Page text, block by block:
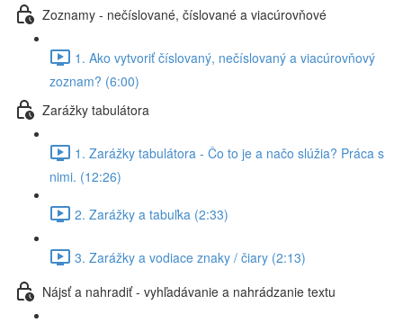
Zoznamy - nečíslované, číslované a viacúrovňové
1. Ako vytvoriť číslovaný, nečíslovaný a viacúrovňový
zoznam? (6:00)
Zarážky tabulátora
1. Zarážky tabulátora - Čo to je a načo slúžia? Práca s
nimi. (12:26)
2. Zarážky a tabuľka (2:33)
3. Zarážky a vodiace znaky / čiary (2:13)
Nájsť a nahradiť - vyhľadávanie a nahrádzanie textu